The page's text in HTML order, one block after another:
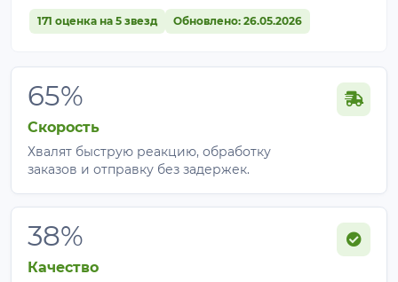
171 оценка на 5 звезд Обновлено: 26.05.2026
65%
Скорость
Хвалят быструю реакцию, обработку
заказов и отправку без задержек.
38%
Качество